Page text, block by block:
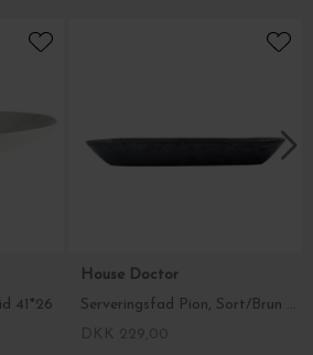
41*26
House Doctor
Serveringsfad Pion, Sort/Brun L:35